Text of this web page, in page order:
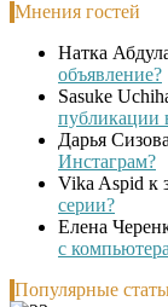
Мнения гостей
Натка
объявление?
Sasuke
публикации
Дарья Сизова
Инстаграм?
Vika Aspid к
серии?
Елена
с
Популярные